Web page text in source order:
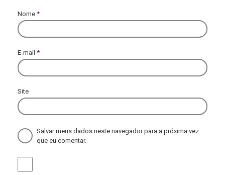
Nome *
E-mail *
Site
Salvar meus dados neste navegador para a próxima vez
que eu comentar.